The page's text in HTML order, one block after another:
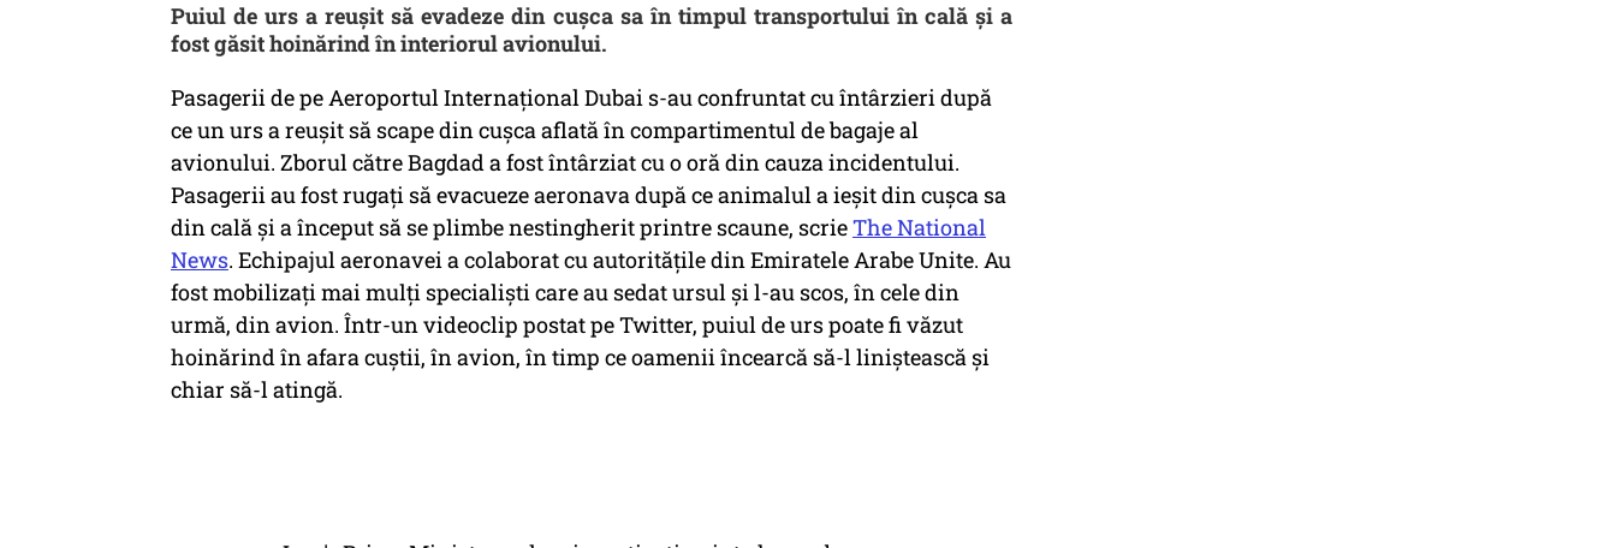
Puiul de urs a reușit să evadeze din cușca sa în timpul transportului în cală și a
fost găsit hoinărind în interiorul avionului.
Pasagerii de pe Aeroportul Internațional Dubai s-au confruntat cu întârzieri după
ce un urs a reuşit să scape din cușca aflată în compartimentul de bagaje al
avionului. Zborul către Bagdad a fost întârziat cu o oră din cauza incidentului.
Pasagerii au fost rugați să evacueze aeronava după ce animalul a ieşit din cușca sa
din cală şi a început să se plimbe nestingherit printre scaune, scrieThe National
News. Echipajul aeronavei a colaborat cu autoritățile din Emiratele Arabe Unite. Au
fost mobilizaţi mai mulţi specialiști care au sedat ursul și l-au scos, în cele din
urmă, din avion. Într-un videoclip postat pe Twitter, puiul de urs poate fi văzut
hoinărind în afara cuştii, în avion, în timp ce oamenii încearcă să-l liniştească şi
chiar să-l atingă.